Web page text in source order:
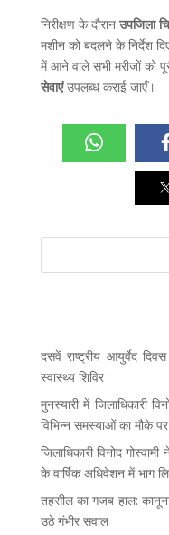
निरीक्षण के दौरान उपजिला
मशीन को बदलने के निर्देश
में आने वाले सभी मरीजों को
सेवाएंउपलब्ध कराई जाएँ।
दसवें राष्ट्रीय आयुर्वेद
स्वास्थ्य शिविर
मुनस्यारी में जिलाधिकारी
विभिन्न समस्याओं का मौके
जिलाधिकारी विनोद
के वार्षिक अधिवेशन में भाग
तहसील का गजब हाल:
उठे गंभीर सवाल